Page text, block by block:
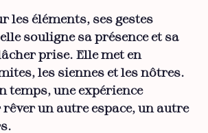
les éléments, ses gestes
souligne sa présence et sa
prise. Elle met en
les siennes et les nôtres.
temps, une expérience
un autre espace, un autre